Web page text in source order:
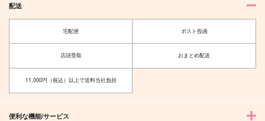
配送
宅配便 ポスト投函
店頭受取 おまとめ配送
11,000円（税込）以上で送料当社負担
便利な機能/サービス